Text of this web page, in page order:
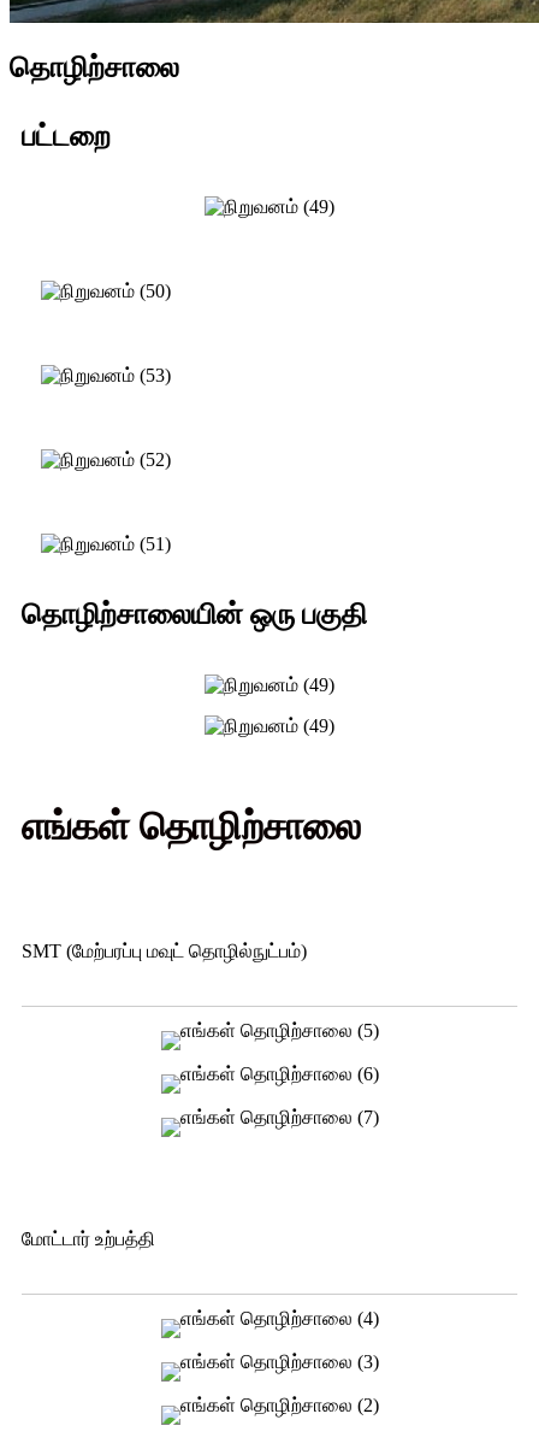
தொழிற்சாலை
பட்டறை
தொழிற்சாலையின் ஒரு பகுதி
எங்கள் தொழிற்சாலை
SMT (மேற்பரப்பு மவுட் தொழில்நுட்பம்)
மோட்டார் உற்பத்தி